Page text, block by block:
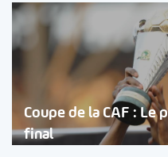
Coupe de la CAF : Le
final